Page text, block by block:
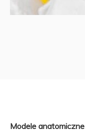
Modele anatomiczne